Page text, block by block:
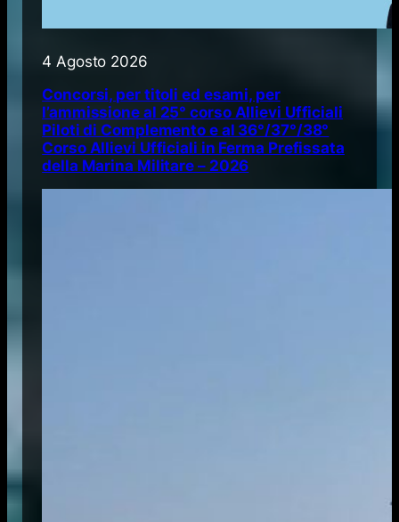
4 Agosto 2026
Concorsi, per titoli ed esami, per
l’ammissione al 25° corso Allievi Ufficiali
Piloti di Complemento e al 36°/37°/38°
Corso Allievi Ufficiali in Ferma Prefissata
della Marina Militare – 2026